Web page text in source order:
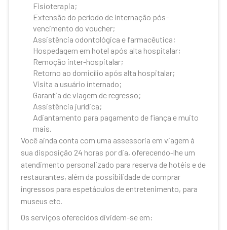
Fisioterapia;
Extensão do período de internação pós-
vencimento do voucher;
Assistência odontológica e farmacêutica;
Hospedagem em hotel após alta hospitalar;
Remoção inter-hospitalar;
Retorno ao domicílio após alta hospitalar;
Visita a usuário internado;
Garantia de viagem de regresso;
Assistência jurídica;
Adiantamento para pagamento de fiança e muito
mais.
Você ainda conta com uma assessoria em viagem à
sua disposição 24 horas por dia, oferecendo-lhe um
atendimento personalizado para reserva de hotéis e de
restaurantes, além da possibilidade de comprar
ingressos para espetáculos de entretenimento, para
museus etc.
Os serviços oferecidos dividem-se em: